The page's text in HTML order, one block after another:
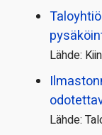
Lähde:
Lähde: